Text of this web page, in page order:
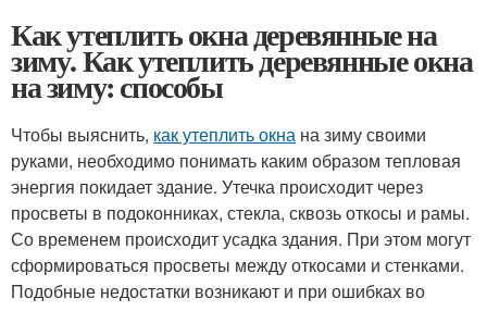
Как утеплить окна деревянные на
зиму. Как утеплить деревянные окна
на зиму: способы
Чтобы выяснить, как утеплить окна на зиму своими
руками, необходимо понимать каким образом тепловая
энергия покидает здание. Утечка происходит через
просветы в подоконниках, стекла, сквозь откосы и рамы.
Со временем происходит усадка здания. При этом могут
сформироваться просветы между откосами и стенками.
Подобные недостатки возникают и при ошибках во